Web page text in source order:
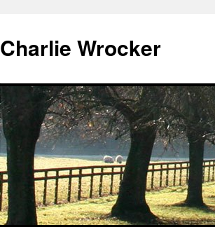
springen
Charlie Wrocker